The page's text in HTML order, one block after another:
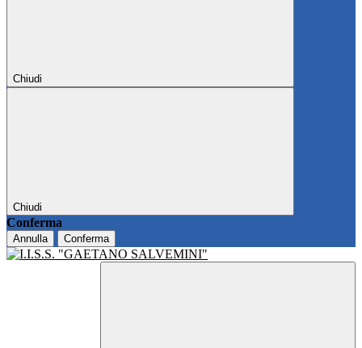
Chiudi
Chiudi
Conferma
Annulla Conferma